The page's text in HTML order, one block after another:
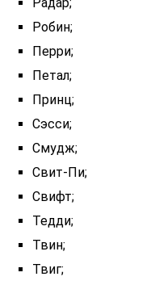
Робин;
Перри;
Петал;
Принц;
Сэсси;
Смудж;
Свит-Пи;
Свифт;
Тедди;
Твин;
Твиг;